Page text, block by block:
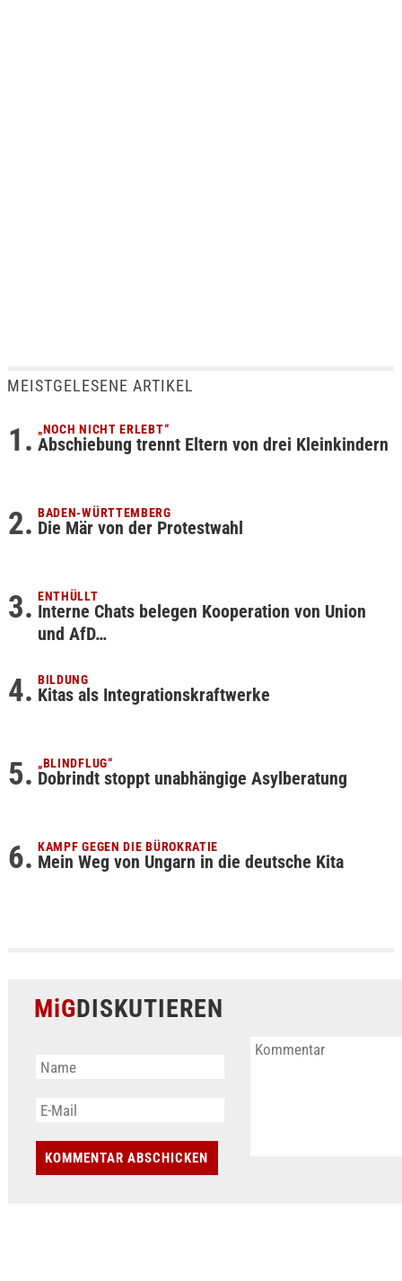
MEISTGELESENE ARTIKEL
„NOCH NICHT ERLEBT“
Abschiebung trennt Eltern von drei Kleinkindern
BADEN-WÜRTTEMBERG
Die Mär von der Protestwahl
ENTHÜLLT
Interne Chats belegen Kooperation von Union
und AfD…
BILDUNG
Kitas als Integrationskraftwerke
„BLINDFLUG“
Dobrindt stoppt unabhängige Asylberatung
KAMPF GEGEN DIE BÜROKRATIE
Mein Weg von Ungarn in die deutsche Kita
MiGDISKUTIEREN